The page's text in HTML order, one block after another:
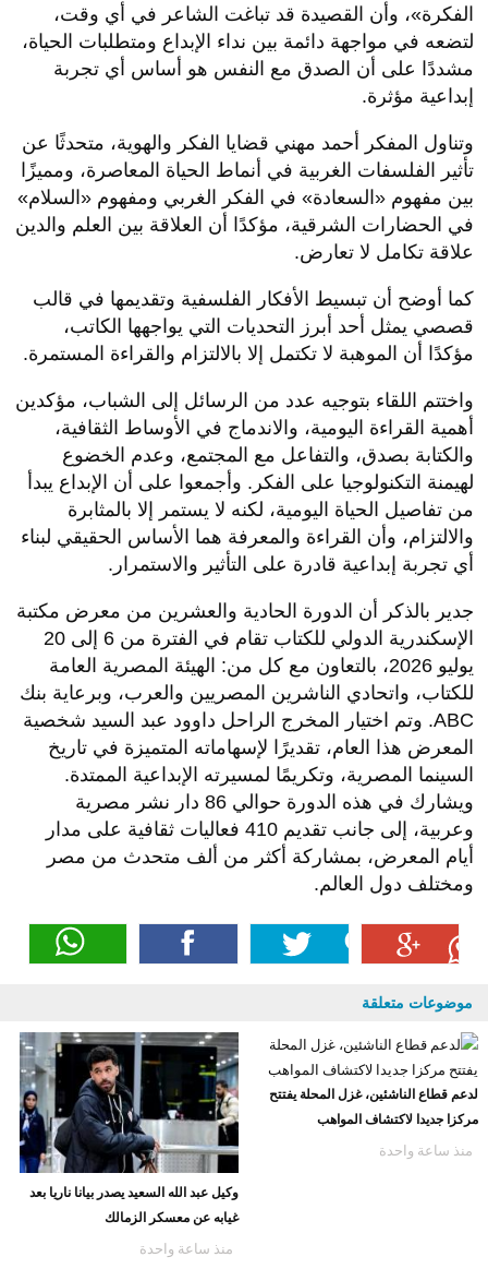
الفكرة»، وأن القصيدة قد تباغت الشاعر في أي وقت،
لتضعه في مواجهة دائمة بين نداء الإبداع ومتطلبات الحياة،
مشددًا على أن الصدق مع النفس هو أساس أي تجربة
إبداعية مؤثرة.
وتناول المفكر أحمد مهني قضايا الفكر والهوية، متحدثًا عن
تأثير الفلسفات الغربية في أنماط الحياة المعاصرة، ومميزًا
بين مفهوم «السعادة» في الفكر الغربي ومفهوم «السلام»
في الحضارات الشرقية، مؤكدًا أن العلاقة بين العلم والدين
علاقة تكامل لا تعارض.
كما أوضح أن تبسيط الأفكار الفلسفية وتقديمها في قالب
قصصي يمثل أحد أبرز التحديات التي يواجهها الكاتب،
مؤكدًا أن الموهبة لا تكتمل إلا بالالتزام والقراءة المستمرة.
واختتم اللقاء بتوجيه عدد من الرسائل إلى الشباب، مؤكدين
أهمية القراءة اليومية، والاندماج في الأوساط الثقافية،
والكتابة بصدق، والتفاعل مع المجتمع، وعدم الخضوع
لهيمنة التكنولوجيا على الفكر. وأجمعوا على أن الإبداع يبدأ
من تفاصيل الحياة اليومية، لكنه لا يستمر إلا بالمثابرة
والالتزام، وأن القراءة والمعرفة هما الأساس الحقيقي لبناء
أي تجربة إبداعية قادرة على التأثير والاستمرار.
جدير بالذكر أن الدورة الحادية والعشرين من معرض مكتبة
الإسكندرية الدولي للكتاب تقام في الفترة من 6 إلى 20
يوليو 2026، بالتعاون مع كل من: الهيئة المصرية العامة
للكتاب، واتحادي الناشرين المصريين والعرب، وبرعاية بنك
ABC. وتم اختيار المخرج الراحل داوود عبد السيد شخصية
المعرض هذا العام، تقديرًا لإسهاماته المتميزة في تاريخ
السينما المصرية، وتكريمًا لمسيرته الإبداعية الممتدة.
ويشارك في هذه الدورة حوالي 86 دار نشر مصرية
وعربية، إلى جانب تقديم 410 فعاليات ثقافية على مدار
أيام المعرض، بمشاركة أكثر من ألف متحدث من مصر
ومختلف دول العالم.
موضوعات متعلقة
لدعم قطاع الناشئين، غزل المحلة يفتتح
مركزا جديدا لاكتشاف المواهب
منذ ساعة واحدة
وكيل عبد الله السعيد يصدر بيانا ناريا بعد
غيابه عن معسكر الزمالك
منذ ساعة واحدة